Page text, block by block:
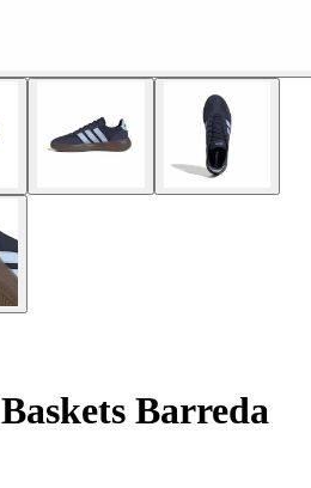
Baskets Barreda